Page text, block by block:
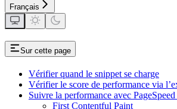
Français
Sur cette page
Vérifier quand le snippet se charge
Vérifier le score de performance via
Suivre la performance avec
First Contentful Paint